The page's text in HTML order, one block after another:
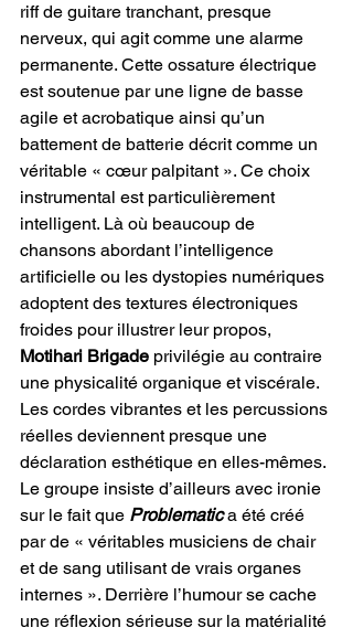
riff de guitare tranchant, presque
nerveux, qui agit comme une alarme
permanente. Cette ossature électrique
est soutenue par une ligne de basse
agile et acrobatique ainsi qu’un
battement de batterie décrit comme un
véritable « cœur palpitant ». Ce choix
instrumental est particulièrement
intelligent. Là où beaucoup de
chansons abordant l’intelligence
artificielle ou les dystopies numériques
adoptent des textures électroniques
froides pour illustrer leur propos,
Motihari Brigade privilégie au contraire
une physicalité organique et viscérale.
Les cordes vibrantes et les percussions
réelles deviennent presque une
déclaration esthétique en elles-mêmes.
Le groupe insiste d’ailleurs avec ironie
sur le fait que Problematic a été créé
par de « véritables musiciens de chair
et de sang utilisant de vrais organes
internes ». Derrière l’humour se cache
une réflexion sérieuse sur la matérialité